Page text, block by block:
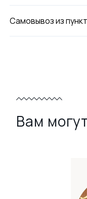
Самовывоз из
Вам